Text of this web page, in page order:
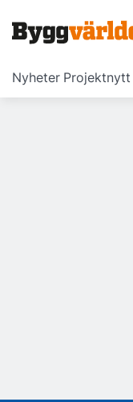
Nyheter Projektnytt